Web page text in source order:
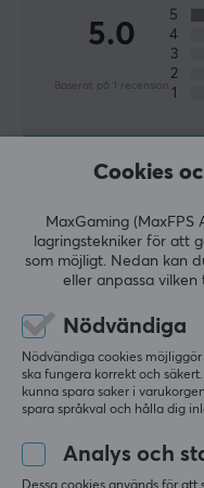
5.0
Baserat på 1 recension
5
4
3
2
1
LÄMNA
Relevans
Alla recensioner
Anders A
Nerfed
Genesis PV65 Trådlös
Mer från
Cookies
MaxGaming (MaxFPS
lagringstekniker för att
som möjligt. Nedan kan
eller anpassa
Nödvändiga
Nödvändiga cookies
ska fungera korrekt och
kunna spara saker i
spara språkval och hålla dig
Analys och